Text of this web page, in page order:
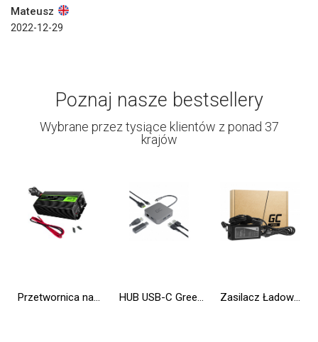
Mateusz
2022-12-29
Poznaj nasze bestsellery
Wybrane przez tysiące klientów z ponad 37
krajów
Przetwornica napięcia Inwerter Green Cell® tryb UPS 12V na 230V Czysta sinusoida 300W/600W do Pompy centralnego ogrzewania HUB USB-C Green Cell 6w1 (USB 3.0 HDMI Ethernet USB-C) Adapter do Apple MacBook, Dell XPS, Asus ZenBook i innych Zasilacz Ładowarka Green Cell PRO 19V 3.42A 65W do Asus R510C R510L R556L X550C X550L X550V X551C Toshiba Satellite C650 L750